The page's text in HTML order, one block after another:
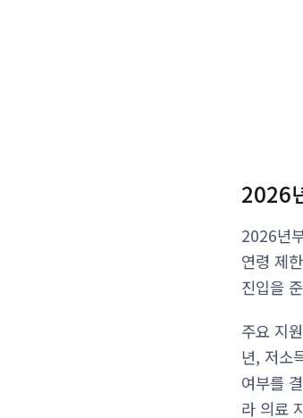
2026
2026년
연령 제
진입을
주요 지
년, 저소
여부를
라 의료